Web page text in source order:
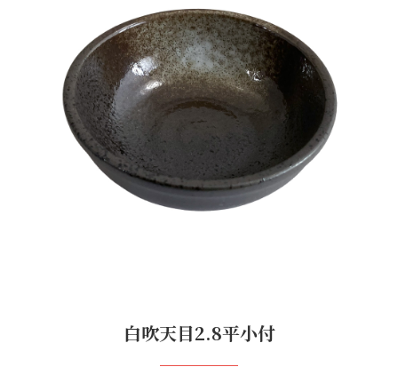
白吹天目2.8平小付